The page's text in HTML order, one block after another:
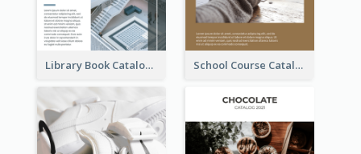
Library Book Catalog School Course Catalog